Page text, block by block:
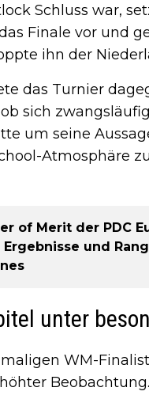
Schluss war,
Finale vor und
ihn der
das Turnier
sich
um seine
Atmosphäre
of Merit der PDC
Ergebnisse und
unter
WM-